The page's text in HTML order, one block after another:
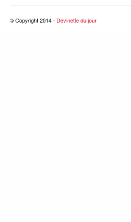
© Copyright 2014 - Devinette du jour